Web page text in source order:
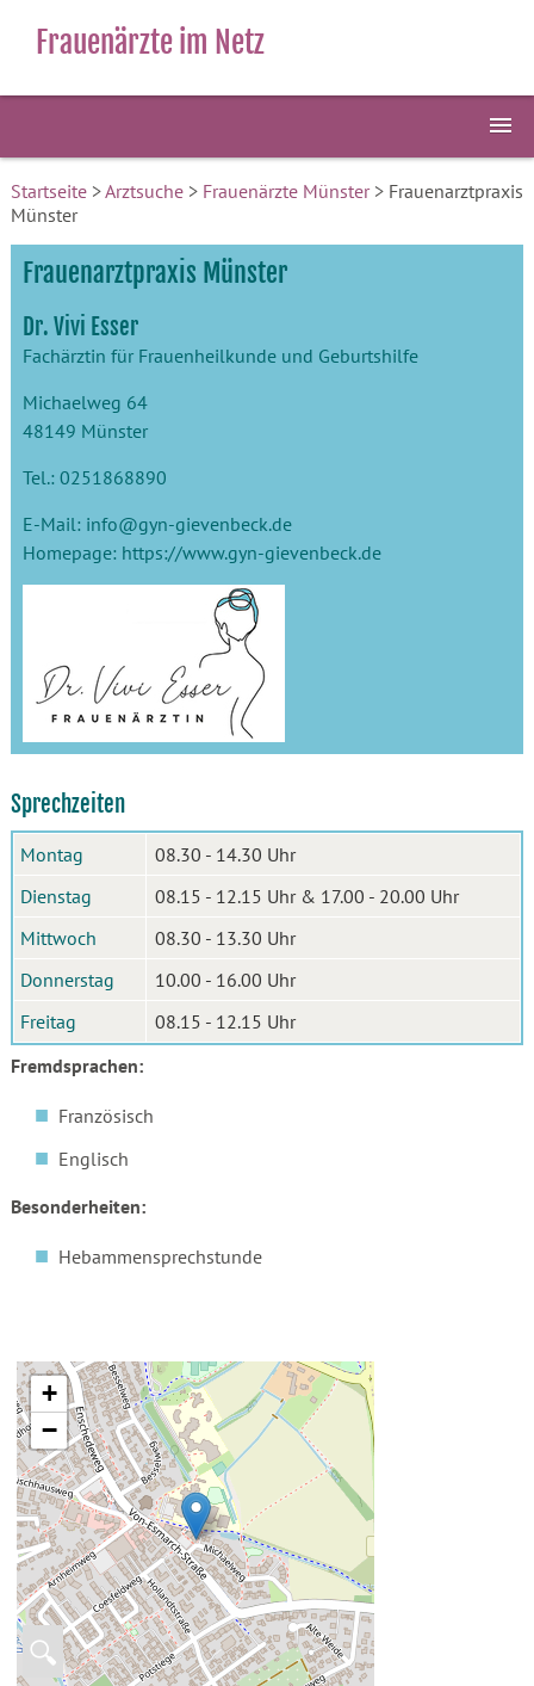
Frauenärzte im Netz
Startseite>Arztsuche> Frauenärzte Münster> Frauenarztpraxis
Münster
Frauenarztpraxis Münster
Dr. Vivi Esser
Fachärztin für Frauenheilkunde und Geburtshilfe
Michaelweg 64
48149 Münster
Tel.: 0251868890
E-Mail: info@gyn-gievenbeck.de
Homepage: https://www.gyn-gievenbeck.de
Sprechzeiten
Montag
08.30 - 14.30 Uhr
Dienstag
08.15 - 12.15 Uhr & 17.00 - 20.00 Uhr
Mittwoch
08.30 - 13.30 Uhr
Donnerstag
10.00 - 16.00 Uhr
Freitag
08.15 - 12.15 Uhr
Fremdsprachen:
Französisch
Englisch
Besonderheiten:
Hebammensprechstunde
🔍
+
−